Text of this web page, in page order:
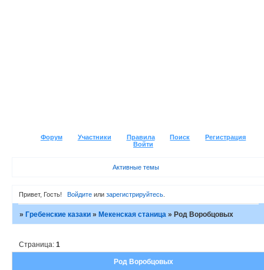
Форум Участники Правила Поиск
Регистрация
Войти
Активные темы
Привет, Гость! Войдитеили зарегистрируйтесь.
»Гребенские казаки »Мекенская станица »Род Воробцовых
Род Воробцовых
Страница:1